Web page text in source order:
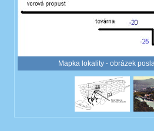
Mapka lokality - obrázek